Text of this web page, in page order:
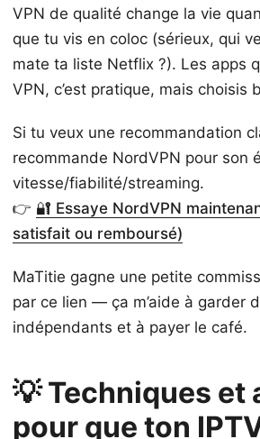
VPN de qualité change la vie
que tu vis en coloc (sérieux, qui
mate ta liste Netflix ?). Les apps
VPN, c’est pratique, mais choisis
Si tu veux une recommandation
recommande NordVPN pour son
vitesse/fiabilité/streaming.
👉 🔐 Essaye NordVPN
satisfait ou remboursé)
MaTitie gagne une petite
par ce lien — ça m’aide à garder
indépendants et à payer le café.
💡 Techniques et
pour que ton